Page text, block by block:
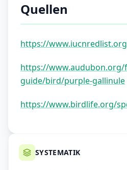
Quellen
https://
https://www.audubon.org/
guide/bird/purple-gallinule
https://www.birdlife.org/
SYSTEMATIK